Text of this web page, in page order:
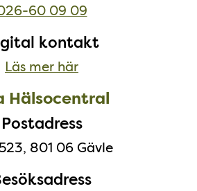
60 09 09
kontakt
Läs mer här
Hälsocentral
Postadress
801 06 Gävle